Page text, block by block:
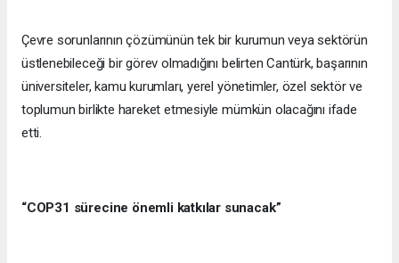
Çevre sorunlarının çözümünün tek bir kurumun veya sektörün
üstlenebileceği bir görev olmadığını belirten Cantürk, başarının
üniversiteler, kamu kurumları, yerel yönetimler, özel sektör ve
toplumun birlikte hareket etmesiyle mümkün olacağını ifade
etti.
“COP31 sürecine önemli katkılar sunacak”